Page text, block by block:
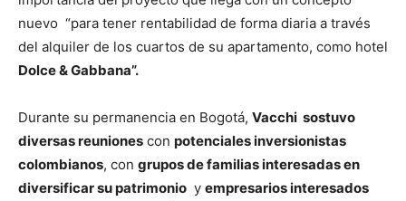
nuevo “para tener rentabilidad de forma diaria a través
del alquiler de los cuartos de su apartamento, como hotel
Dolce & Gabbana”.
Durante su permanencia en Bogotá, Vacchi sostuvo
diversas reuniones con potenciales inversionistas
colombianos, con grupos de familias interesadas en
diversificar su patrimonio y empresarios interesados